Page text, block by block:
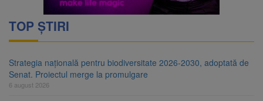
TOP ȘTIRI
Strategia națională pentru biodiversitate 2026-2030, adoptată de
Senat. Proiectul merge la promulgare
6 august 2026